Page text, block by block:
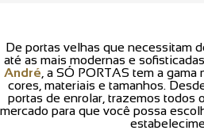
De portas velhas que necessitam
até as mais modernas e sofisticadas
André , a SÓ PORTAS tem a
cores, materiais e tamanhos.
portas de enrolar, trazemos todos
mercado para que você possa